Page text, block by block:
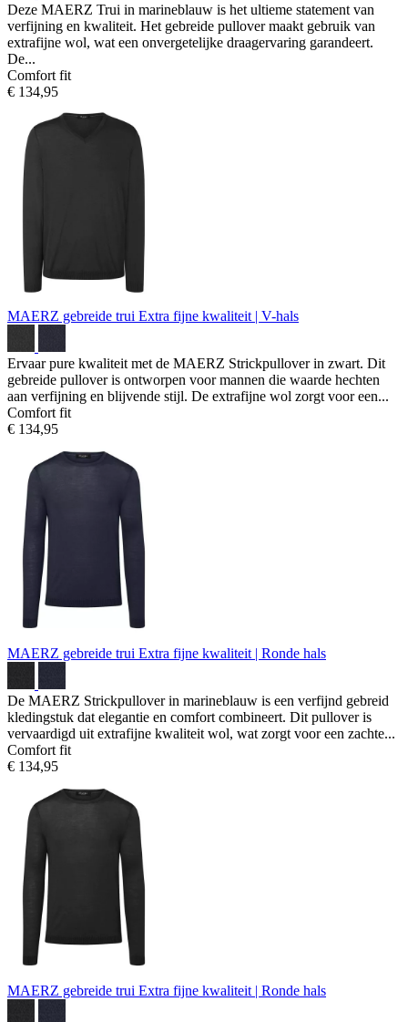
Deze MAERZ Trui in marineblauw is het ultieme statement van
verfijning en kwaliteit. Het gebreide pullover maakt gebruik van
extrafijne wol, wat een onvergetelijke draagervaring garandeert.
De...
Comfort fit
€ 134,95
MAERZ gebreide trui Extra fijne kwaliteit | V-hals
Ervaar pure kwaliteit met de MAERZ Strickpullover in zwart. Dit
gebreide pullover is ontworpen voor mannen die waarde hechten
aan verfijning en blijvende stijl. De extrafijne wol zorgt voor een...
Comfort fit
€ 134,95
MAERZ gebreide trui Extra fijne kwaliteit | Ronde hals
De MAERZ Strickpullover in marineblauw is een verfijnd gebreid
kledingstuk dat elegantie en comfort combineert. Dit pullover is
vervaardigd uit extrafijne kwaliteit wol, wat zorgt voor een zachte...
Comfort fit
€ 134,95
MAERZ gebreide trui Extra fijne kwaliteit | Ronde hals